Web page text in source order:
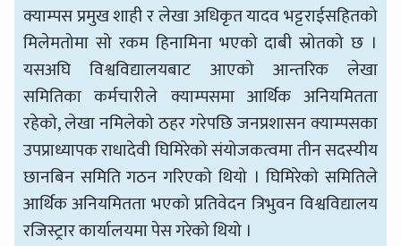
क्याम्पस प्रमुख शाही र लेखा अधिकृत यादव भट्टराईसहितको
मिलेमतोमा सो रकम हिनामिना भएको दाबी स्रोतको छ ।
यसअघि विश्वविद्यालयबाट आएको आन्तरिक लेखा
समितिका कर्मचारीले क्याम्पसमा आर्थिक अनियमितता
रहेको, लेखा नमिलेको ठहर गरेपछि जनप्रशासन क्याम्पसका
उपप्राध्यापक राधादेवी घिमिरेको संयोजकत्वमा तीन सदस्यीय
छानबिन समिति गठन गरिएको थियो । घिमिरेको समितिले
आर्थिक अनियमितता भएको प्रतिवेदन त्रिभुवन विश्वविद्यालय
रजिस्ट्रार कार्यालयमा पेस गरेको थियो ।